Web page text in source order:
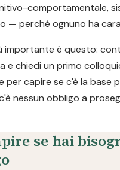
comportamentale,
— perché ognuno ha
importante è questo:
e chiedi un primo
per capire se c'è la base
nessun obbligo a
se hai